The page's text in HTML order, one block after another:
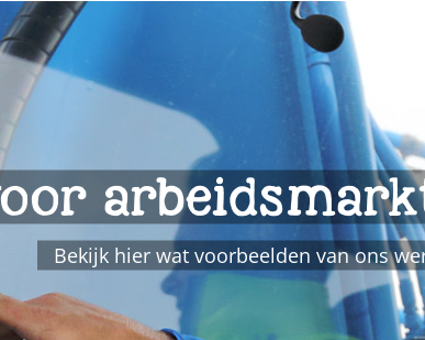
Bekijk hier wat voorbeelden van ons